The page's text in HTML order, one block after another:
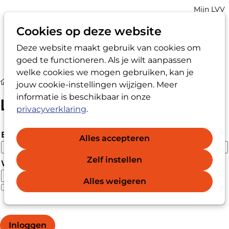
Cookies op deze website
Deze website maakt gebruik van cookies om
goed te functioneren. Als je wilt aanpassen
welke cookies we mogen gebruiken, kan je
jouw cookie-instellingen wijzigen. Meer
informatie is beschikbaar in onze
privacyverklaring.
Alles accepteren
Zelf instellen
Alles weigeren
Zoek
Account
Mijn LVV
Login
Login
E-mailadres
Wachtwoord
Wachtwoord weergeven
Wachtwoord vergeten?
Inloggen